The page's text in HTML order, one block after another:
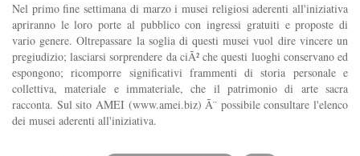
Nel primo fine settimana di marzo i musei religiosi aderenti all'iniziativa
apriranno le loro porte al pubblico con ingressi gratuiti e proposte di
vario genere. Oltrepassare la soglia di questi musei vuol dire vincere un
pregiudizio; lasciarsi sorprendere da ciÃ² che questi luoghi conservano ed
espongono; ricomporre significativi frammenti di storia personale e
collettiva, materiale e immateriale, che il patrimonio di arte sacra
racconta. Sul sito AMEI (www.amei.biz) Ã¨ possibile consultare l'elenco
dei musei aderenti all'iniziativa.